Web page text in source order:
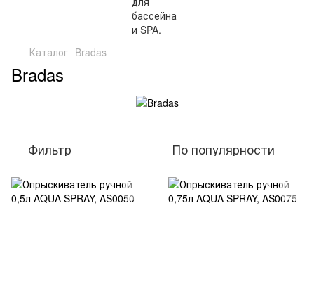
Каталог Bradas
Bradas
Фильтр По популярности